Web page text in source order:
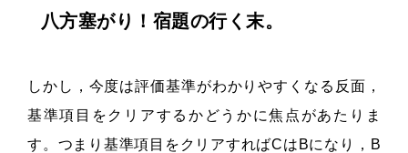
八方塞がり！宿題の行く末。
しかし，今度は評価基準がわかりやすくなる反面，
基準項目をクリアするかどうかに焦点があたりま
す。つまり基準項目をクリアすればCはBになり，B